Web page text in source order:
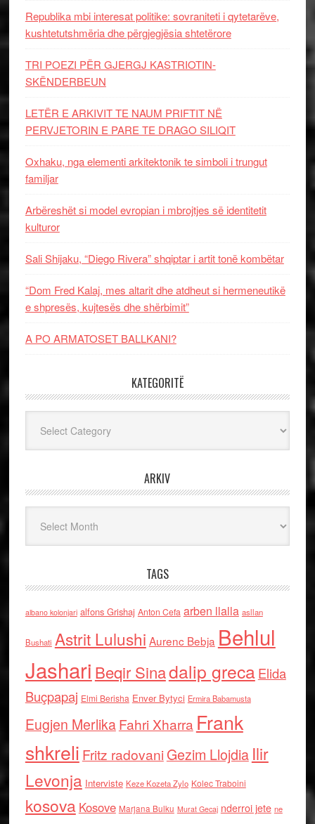
Republika mbi interesat politike: sovraniteti i qytetarëve,
kushtetutshmëria dhe përgjegjësia shtetërore
TRI POEZI PËR GJERGJ KASTRIOTIN-
SKËNDERBEUN
LETËR E ARKIVIT TE NAUM PRIFTIT NË
PERVJETORIN E PARE TE DRAGO SILIQIT
Oxhaku, nga elementi arkitektonik te simboli i trungut
familjar
Arbëreshët si model evropian i mbrojtjes së identitetit
kulturor
Sali Shijaku, “Diego Rivera” shqiptar i artit tonë kombëtar
“Dom Fred Kalaj, mes altarit dhe atdheut si hermeneutikë
e shpresës, kujtesës dhe shërbimit”
A PO ARMATOSET BALLKANI?
KATEGORITË
ARKIV
TAGS
albano kolonjari alfons Grishaj Anton Cefa arben llalla asllan
Bushati Astrit Lulushi Aurenc Bebja Behlul
Jashari Beqir Sinadalip grecaElida
Buçpapaj Elmi Berisha Enver Bytyci Ermira Babamusta
Eugjen MerlikaFahri Xharra Frank
shkreli Fritz radovaniGezim Llojdia Ilir
Levonja Interviste Keze Kozeta Zylo Kolec Traboini
kosova Kosove Marjana Bulku Murat Gecaj nderroi jete ne